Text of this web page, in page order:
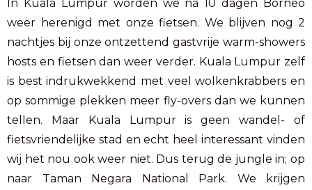
In Kuala Lumpur worden we na 10 dagen Borneo
weer herenigd met onze fietsen. We blijven nog 2
nachtjes bij onze ontzettend gastvrije warm-showers
hosts en fietsen dan weer verder. Kuala Lumpur zelf
is best indrukwekkend met veel wolkenkrabbers en
op sommige plekken meer fly-overs dan we kunnen
tellen. Maar Kuala Lumpur is geen wandel- of
fietsvriendelijke stad en echt heel interessant vinden
wij het nou ook weer niet. Dus terug de jungle in; op
naar Taman Negara National Park. We krijgen